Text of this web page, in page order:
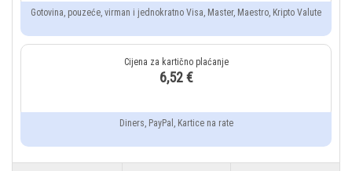
Gotovina, pouzeće, virman i jednokratno Visa, Master, Maestro, Kripto Valute
6,52 €
Diners, PayPal, Kartice na rate